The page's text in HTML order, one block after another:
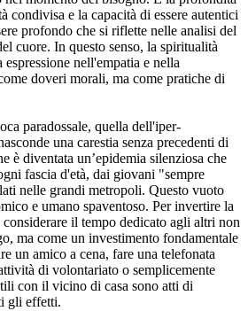
condivisa e la capacità di essere autentici
profondo che si riflette nelle analisi del
cuore. In questo senso, la spiritualità
espressione nell'empatia e nella
doveri morali, ma come pratiche di
paradossale, quella dell'iper-
una carestia senza precedenti di
è diventata un’epidemia silenziosa che
fascia d'età, dai giovani "sempre
nelle grandi metropoli. Questo vuoto
e umano spaventoso. Per invertire la
il tempo dedicato agli altri non
ma come un investimento fondamentale
un amico a cena, fare una telefonata
di volontariato o semplicemente
con il vicino di casa sono atti di
gli effetti.